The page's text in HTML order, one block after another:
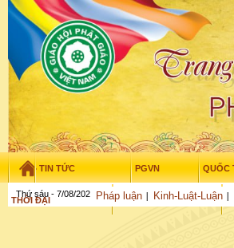
TIN TỨC PGVN QUỐC
Pháp luận Kinh-Luật-Luận
THỜI ĐẠI TUỔI TRẺ
Thứ sáu - 7/08/2026 – 17 :47 11